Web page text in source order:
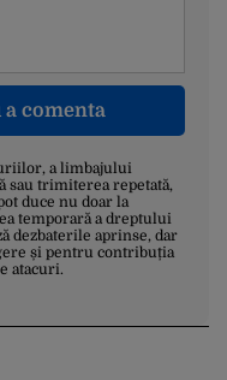
comenta
a limbajului
sau trimiterea repetată,
duce nu doar la
temporară a dreptului
dezbaterile aprinse, dar
și pentru contribuția
atacuri.